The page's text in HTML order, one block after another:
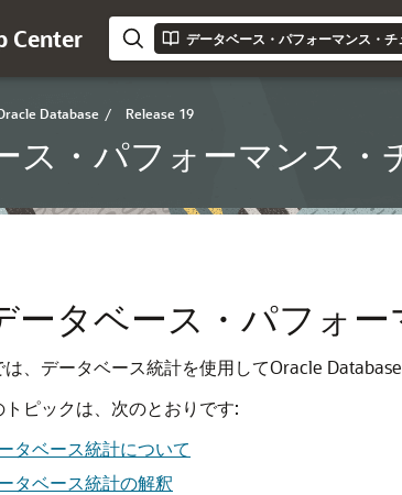
Center データベース・パフォーマンス・
Database / Release 19
ス・パフォーマンス・
ータベース・パフォ
は、データベース統計を使用してOracle
トピックは、次のとおりです:
タベース統計について
タベース統計の解釈